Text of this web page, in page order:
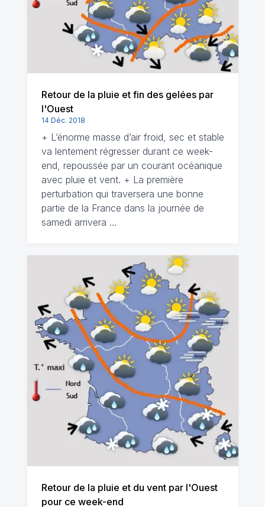
Retour de la pluie et fin des gelées par
l'Ouest
14 Déc. 2018
+ L’énorme masse d’air froid, sec et stable
va lentement régresser durant ce week-
end, repoussée par un courant océanique
avec pluie et vent. + La première
perturbation qui traversera une bonne
partie de la France dans la journée de
samedi arrivera …
Retour de la pluie et du vent par l'Ouest
pour ce week-end